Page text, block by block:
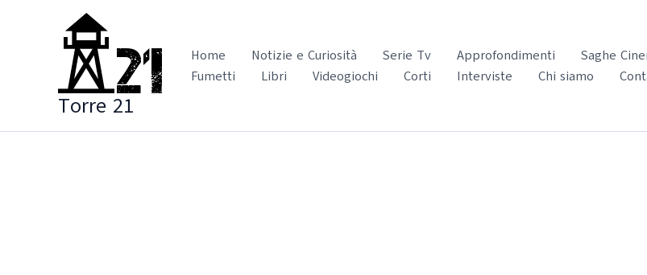
Torre 21
Home Notizie e Curiosità Serie Tv Approfondimenti Saghe
Fumetti
Libri Videogiochi Corti Interviste Chi siamo